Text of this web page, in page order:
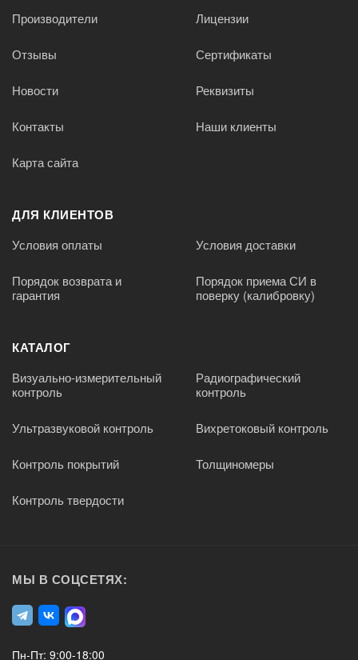
Производители Лицензии
Отзывы Сертификаты
Новости Реквизиты
Контакты Наши клиенты
Карта сайта
ДЛЯ КЛИЕНТОВ
Условия оплаты Условия доставки
Порядок возврата и
гарантия
Порядок приема СИ в
поверку (калибровку)
КАТАЛОГ
Визуально-измерительный
контроль
Радиографический
контроль
Ультразвуковой контроль Вихретоковый контроль
Контроль покрытий Толщиномеры
Контроль твердости
МЫ В СОЦСЕТЯХ:
Пн-Пт: 9:00-18:00